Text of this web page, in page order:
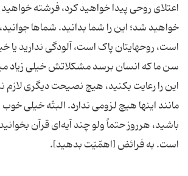
اعتلای روحی پیدا خواهید کرد، فرشته خواهید
خواهید شد؛ این را شما بدانید. شماها
است، روحهایتان پاک است، آلودگی ندارید یا
سن ما که انسان برسد مشکلاتش خیلی زیاد
این را رعایت بکنید، هیچ نصیحت دیگری
مانند اینها هیچ لزومی ندارد. البتّه خیلی
باشید، هرروز حتماً ولو چند آیه‌ای قرآن
است. به فرائض [اهمّیّت بدهید].